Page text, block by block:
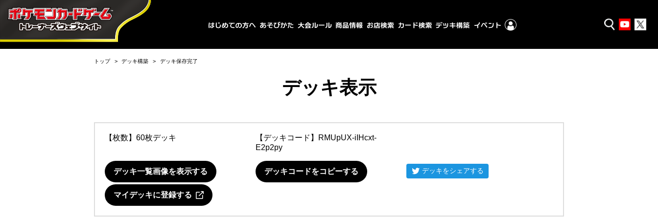
トップ デッキ構築 デッキ保存完了
デッキ表示
【枚数】60枚デッキ 【デッキコード】
RMUpUX-iIHcxt-
E2p2py
デッキ一覧画像を表示する デッキコードをコピーする デッキをシェアする
マイデッキに登録する